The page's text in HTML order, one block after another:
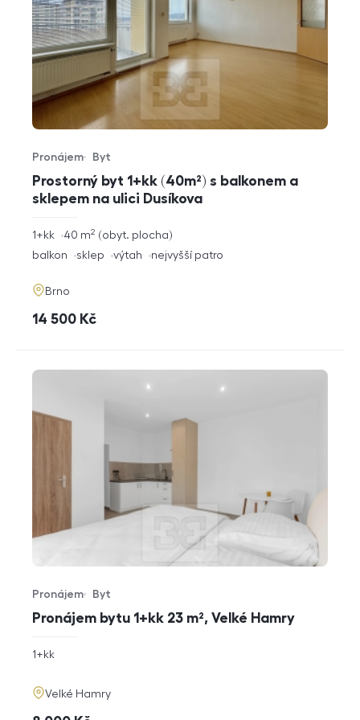
Prostorný byt 1+kk (40m²) s balkonem a
sklepem na ulici Dusíkova
Typ nabídky
Pronájem
Typ nemovitosti
Byt
rozměry
1+kk obyt. plocha
40 m2
funkce
balkon sklep výtah nejvyšší patro
adresa
Brno
cena
14 500 Kč
Pronájem bytu 1+kk 23 m², Velké Hamry
Typ nabídky
Pronájem
Typ nemovitosti
Byt
rozměry
1+kk
adresa
Velké Hamry